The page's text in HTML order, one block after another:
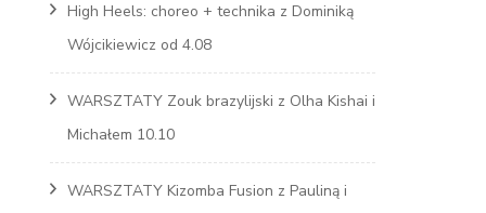
High Heels: choreo + technika z Dominiką
Wójcikiewicz od 4.08
WARSZTATY Zouk brazylijski z Olha Kishai i
Michałem 10.10
WARSZTATY Kizomba Fusion z Pauliną i